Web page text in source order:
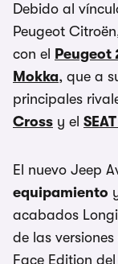
Debido al
Peugeot
con el
Peugeot
Mokka, que a
principales
Cross y el
El nuevo Jeep
equipamiento
acabados
de las
Face Edition